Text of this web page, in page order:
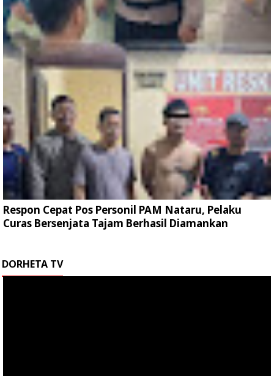
Respon Cepat Pos Personil PAM Nataru, Pelaku
Curas Bersenjata Tajam Berhasil Diamankan
DORHETA TV